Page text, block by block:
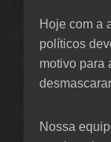
Hoje com a
políticos
motivo para
Nossa